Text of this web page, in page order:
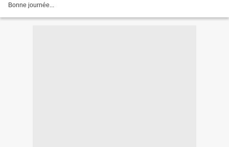
Bonne journée...